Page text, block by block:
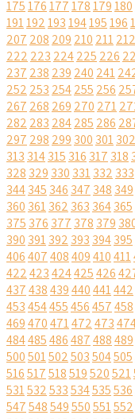
175176177178179180
191192193194195196
207 208 209 210 211212
222 223 224225 226
237 238 239 240 241
252 253 254255 256
267 268 269 270 271
282 283 284285 286
297 298 299 300 301302
313 314315 316 317 318
328 329 330 331332 333
344345 346 347 348 349
360 361362 363 364365
375 376 377 378 379
390 391392 393 394395
406407408409410411
422423424425426
437438439440441442
453454455456457458
469470471472473
484485486487488489
500501502503504505
516517518519520521
531532533534535536
547548549550551552